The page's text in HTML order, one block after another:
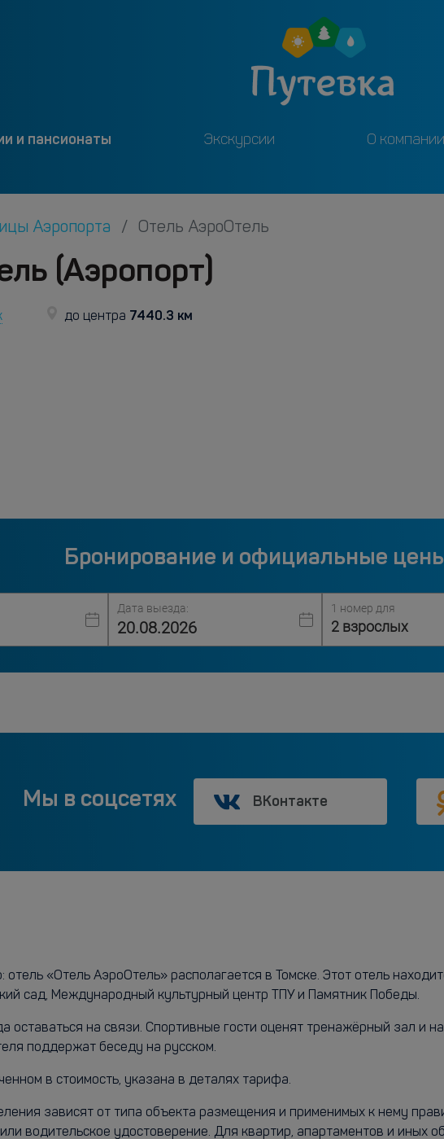
и пансионаты Экскурсии О компании
Аэропорта Отель АэроОтель
(Аэропорт)
до центра 7440.3 км
Бронирование и официальные
Дата выезда: 1 номер для
2 взрослых
Мы в соцсетях ВКонтакте
отель «Отель АэроОтель» располагается в Томске. Этот отель
сад, Международный культурный центр ТПУ и Памятник Победы.
оставаться на связи. Спортивные гости оценят тренажёрный зал и
поддержат беседу на русском.
в стоимость, указана в деталях тарифа.
зависят от типа объекта размещения и применимых к нему
водительское удостоверение. Для квартир, апартаментов и иных